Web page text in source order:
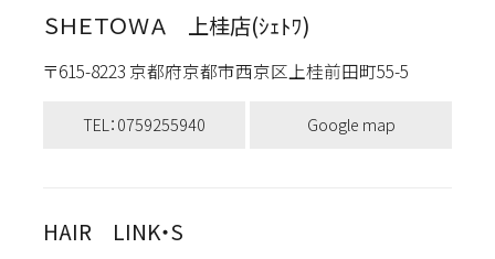
ＳＨＥＴＯＷＡ 上桂店(ｼｪﾄﾜ)
〒615-8223 京都府京都市西京区上桂前田町55-5
TEL：0759255940 Google map
HAIR LINK・S